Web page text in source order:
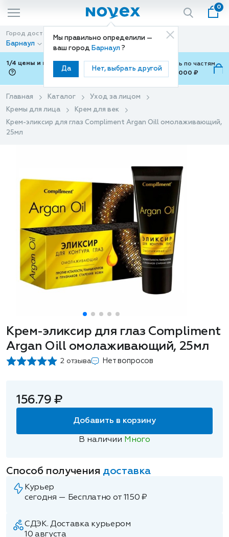
Мы правильно определили —
ваш город Барнаул ?
Да Нет, выбрать другой
0
Город доставки
Барнаул
Способ доставки
Доставка
1/4 цены и покупки ваши с Подели
Можно оплатить по частям
от 700 ₽ до 15,000 ₽
Главная Каталог
Уход за лицом
Кремы для лица
Крем для век
Крем-эликсир для глаз Compliment Argan Oill омолаживающий,
25мл
Крем-эликсир для глаз Compliment
Argan Oill омолаживающий, 25мл
2 отзыва Нет вопросов
156.79 ₽
Добавить в корзину
В наличии Много
Способ получения доставка
Курьер
сегодня — Бесплатно от 1150 ₽
СДЭК. Доставка курьером
10 августа